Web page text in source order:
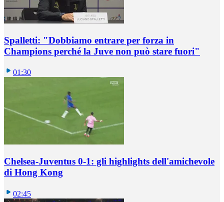
Spalletti: "Dobbiamo entrare per forza in
Champions perché la Juve non può stare fuori"
01:30
Chelsea-Juventus 0-1: gli highlights dell'amichevole
di Hong Kong
02:45